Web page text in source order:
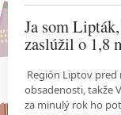
Ja som
zaslúžil o 1,8
Región Liptov
obsadenosti, takže
za minulý rok ho